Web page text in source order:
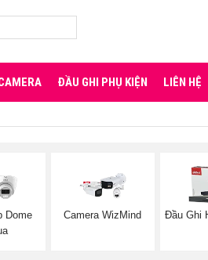
ĐẦU GHI PHỤ KIỆN LIÊN HỆ
Dome
Camera WizMind Đầu Ghi